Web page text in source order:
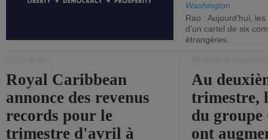
Washington
Rao : Aujourd'hui,
d'un cartel de six
étrangères.
Royal Caribbean
annonce des revenus
records pour le
trimestre d'avril à
Au
trimestre,
du
ont